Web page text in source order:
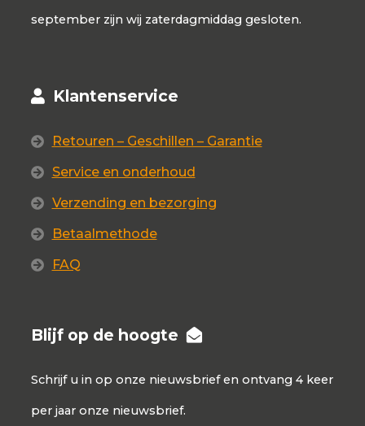
september zijn wij zaterdagmiddag gesloten.
Klantenservice
Retouren – Geschillen – Garantie
Service en onderhoud
Verzending en bezorging
Betaalmethode
FAQ
Blijf op de hoogte
Schrijf u in op onze nieuwsbrief en ontvang 4 keer
per jaar onze nieuwsbrief.